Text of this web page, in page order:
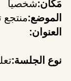
مَكان:شخصياً
الموضع:
العنوان:
نوع الجلسة: